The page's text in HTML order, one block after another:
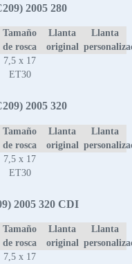
2005 280
Tamaño
de rosca
Llanta
original
Llanta
7,5 x 17
ET30
2005 320
Tamaño
de rosca
Llanta
original
Llanta
7,5 x 17
ET30
2005 320 CDI
Tamaño
de rosca
Llanta
original
Llanta
7,5 x 17